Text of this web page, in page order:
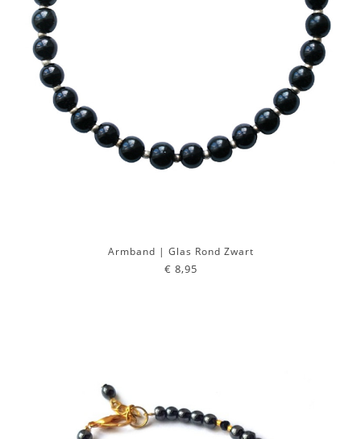
Armband | Glas Rond Zwart
€ 8,95